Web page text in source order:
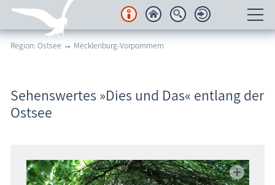
Unterkünfte
Urlaubsorte
Freizeit
Region: Ostsee → Mecklenburg-Vorpommern
Sehenswertes »Dies und Das« entlang der
Ostsee